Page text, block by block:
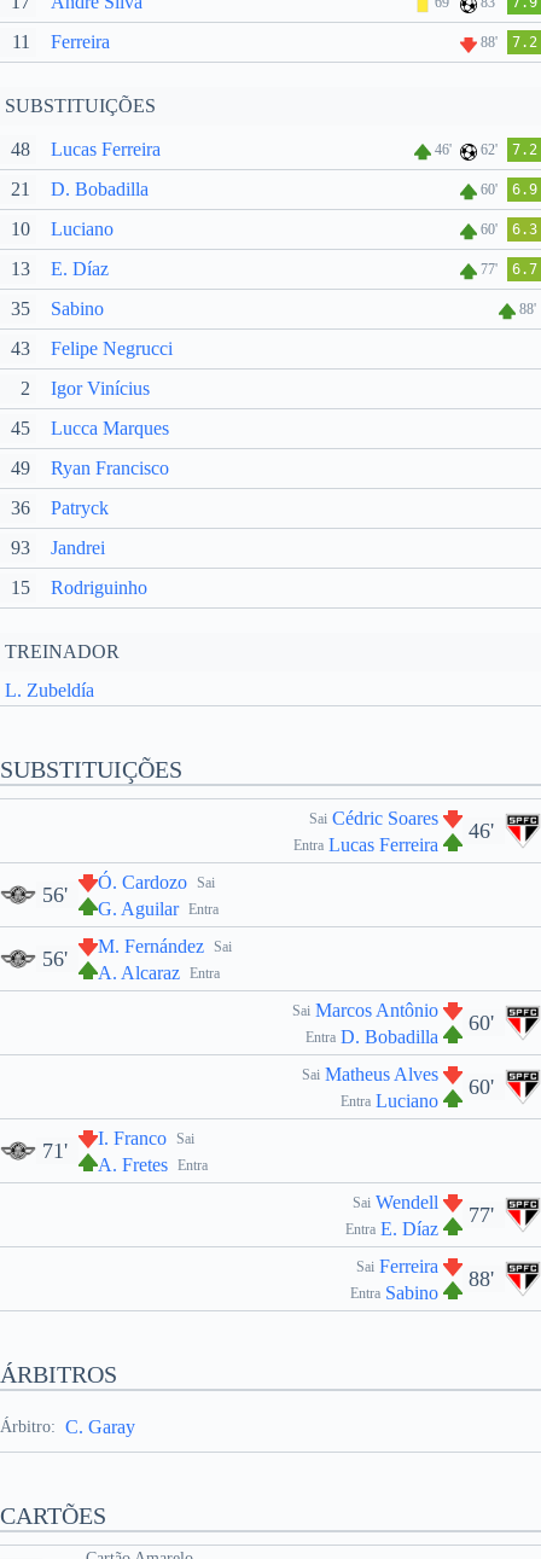
11 Ferreira 88' 7.2
SUBSTITUIÇÕES
48 Lucas Ferreira 46' 62' 7.2
21 D. Bobadilla 60' 6.9
10 Luciano 60' 6.3
13 E. Díaz 77' 6.7
35 Sabino 88'
43
Felipe Negrucci
2
Igor Vinícius
45
Lucca Marques
49
Ryan Francisco
36
Patryck
93
Jandrei
15
Rodriguinho
TREINADOR
L. Zubeldía
SUBSTITUIÇÕES
46'
Sai Cédric Soares
Entra Lucas Ferreira
Sai
Ó. Cardozo
Entra
G. Aguilar
56'
Sai
M. Fernández
Entra
A. Alcaraz
56'
60'
Sai Marcos Antônio
Entra D. Bobadilla
60'
Sai Matheus Alves
Entra Luciano
Sai
I. Franco
Entra
A. Fretes
71'
77'
Sai Wendell
Entra E. Díaz
88'
Sai Ferreira
Entra Sabino
ÁRBITROS
Árbitro: C. Garay
CARTÕES